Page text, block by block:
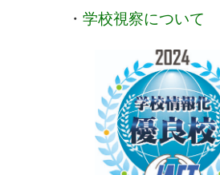
・ 学校視察について